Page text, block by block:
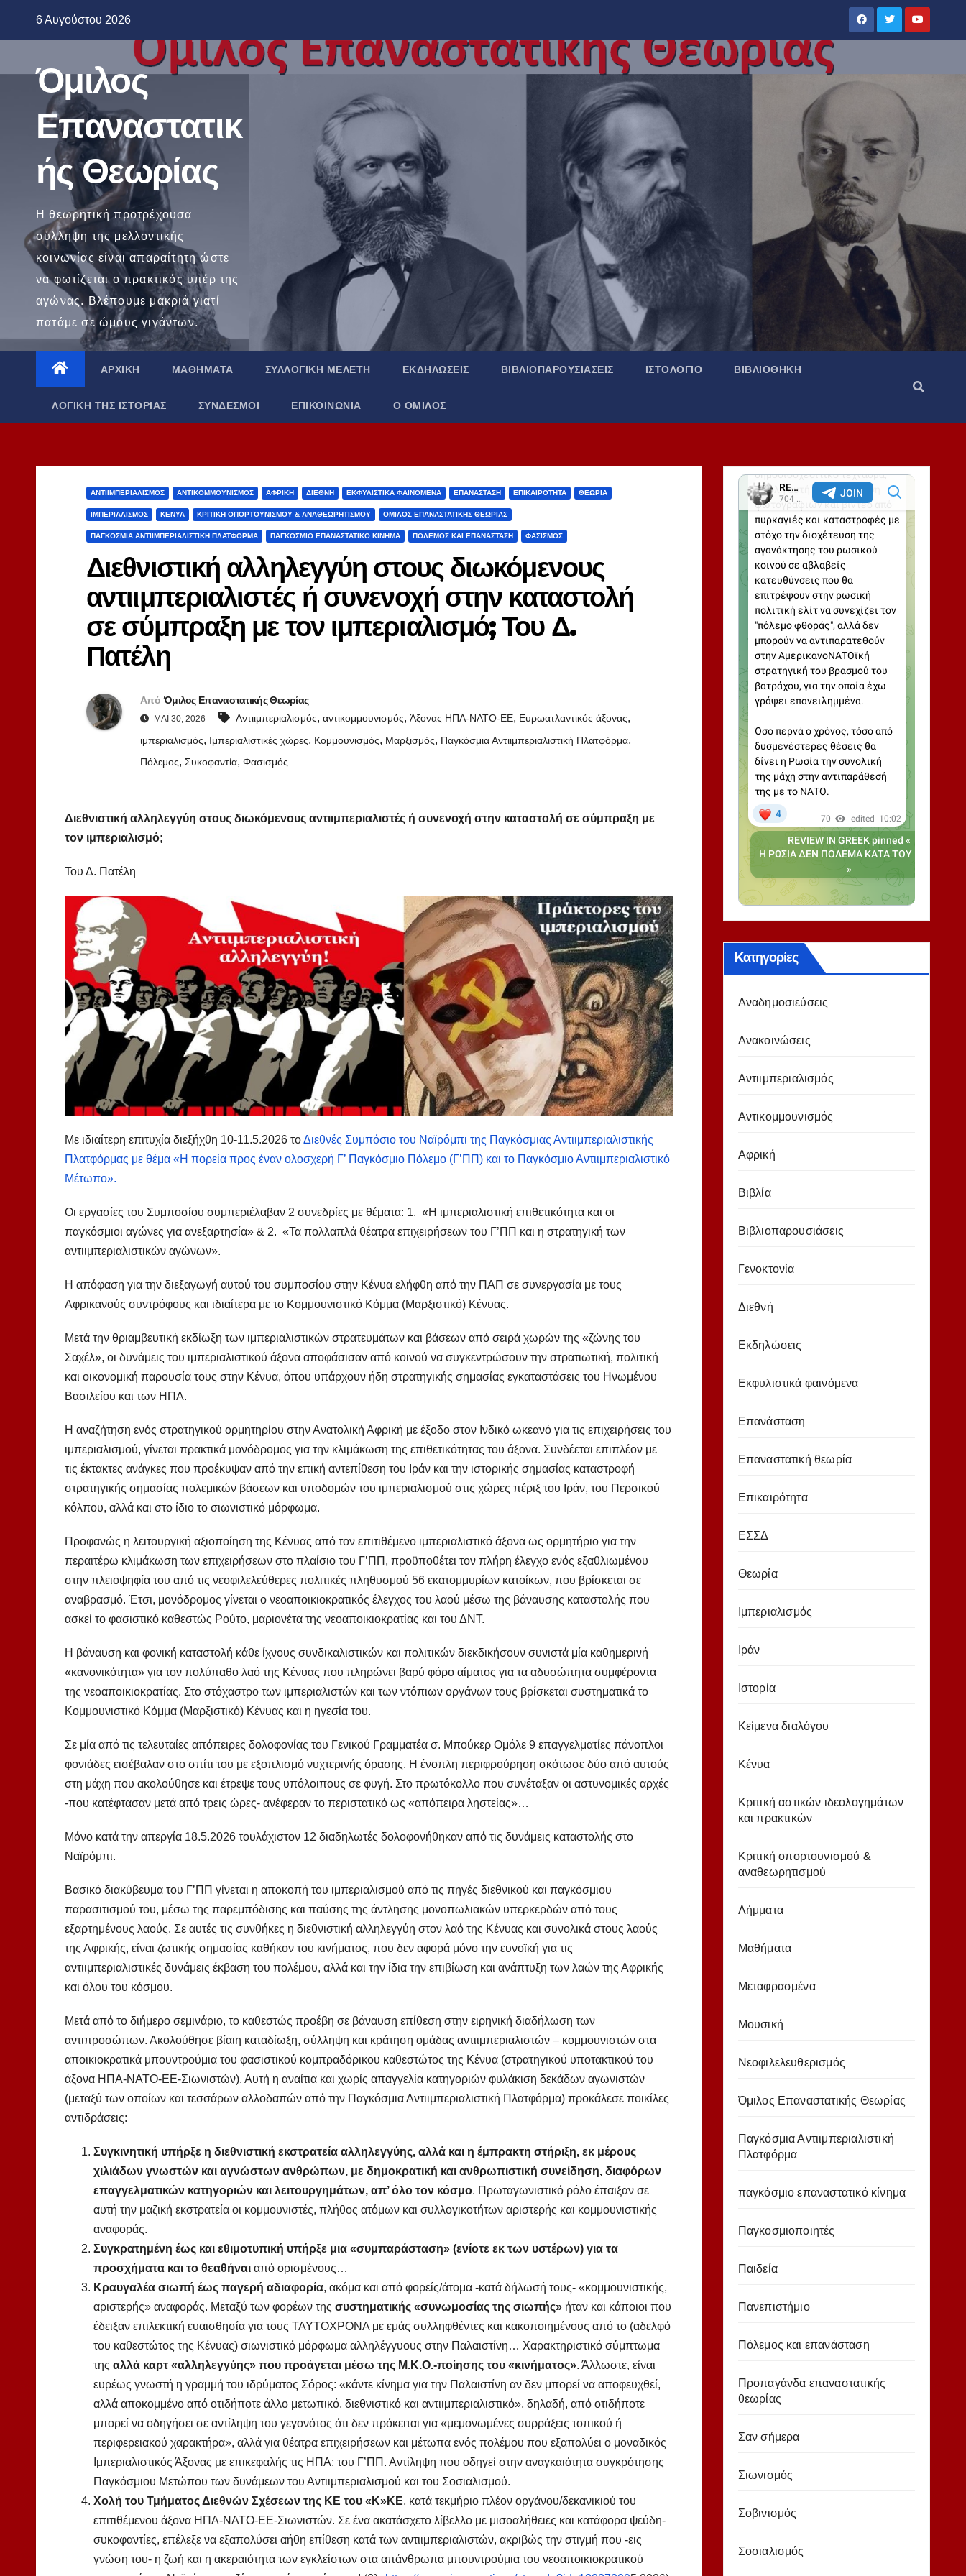
6 Αυγούστου 2026
Όμιλος
Επαναστατικ
ής Θεωρίας
Η θεωρητική προτρέχουσα
σύλληψη της μελλοντικής
κοινωνίας είναι απαραίτητη ώστε
να φωτίζεται ο πρακτικός υπέρ της
αγώνας. Βλέπουμε μακριά γιατί
πατάμε σε ώμους γιγάντων.
ΑΡΧΙΚΉ ΜΑΘΉΜΑΤΑ ΣΥΛΛΟΓΙΚΉ ΜΕΛΈΤΗ ΕΚΔΗΛΏΣΕΙΣ ΒΙΒΛΙΟΠΑΡΟΥΣΙΆΣΕΙΣ ΙΣΤΟΛΌΓΙΟ ΒΙΒΛΙΟΘΉΚΗ
ΛΟΓΙΚΉ ΤΗΣ ΙΣΤΟΡΊΑΣ ΣΎΝΔΕΣΜΟΙ ΕΠΙΚΟΙΝΩΝΊΑ Ο ΌΜΙΛΟΣ
ΑΝΤΙΙΜΠΕΡΙΑΛΙΣΜΌΣ ΑΝΤΙΚΟΜΜΟΥΝΙΣΜΌΣ ΑΦΡΙΚΉ ΔΙΕΘΝΉ ΕΚΦΥΛΙΣΤΙΚΆ ΦΑΙΝΌΜΕΝΑ ΕΠΑΝΆΣΤΑΣΗ ΕΠΙΚΑΙΡΌΤΗΤΑ ΘΕΩΡΊΑ
ΙΜΠΕΡΙΑΛΙΣΜΌΣ ΚΈΝΥΑ ΚΡΙΤΙΚΉ ΟΠΟΡΤΟΥΝΙΣΜΟΎ & ΑΝΑΘΕΩΡΗΤΙΣΜΟΎ ΌΜΙΛΟΣ ΕΠΑΝΑΣΤΑΤΙΚΉΣ ΘΕΩΡΊΑΣ
ΠΑΓΚΌΣΜΙΑ ΑΝΤΙΙΜΠΕΡΙΑΛΙΣΤΙΚΉ ΠΛΑΤΦΌΡΜΑ ΠΑΓΚΌΣΜΙΟ ΕΠΑΝΑΣΤΑΤΙΚΌ ΚΊΝΗΜΑ ΠΌΛΕΜΟΣ ΚΑΙ ΕΠΑΝΆΣΤΑΣΗ ΦΑΣΙΣΜΌΣ
Διεθνιστική αλληλεγγύη στους διωκόμενους
αντιιμπεριαλιστές ή συνενοχή στην καταστολή
σε σύμπραξη με τον ιμπεριαλισμό; Του Δ.
Πατέλη
Από Όμιλος Επαναστατικής Θεωρίας
ΜΆΙ 30, 2026 Αντιιμπεριαλισμός, αντικομμουνισμός, Άξονας ΗΠΑ-ΝΑΤΟ-ΕΕ, Ευρωατλαντικός άξονας,
ιμπεριαλισμός, Ιμπεριαλιστικές χώρες, Κομμουνισμός, Μαρξισμός, Παγκόσμια Αντιιμπεριαλιστική Πλατφόρμα,
Πόλεμος, Συκοφαντία, Φασισμός
Διεθνιστική αλληλεγγύη στους διωκόμενους αντιιμπεριαλιστές ή συνενοχή στην καταστολή σε σύμπραξη με
τον ιμπεριαλισμό;
Του Δ. Πατέλη
Με ιδιαίτερη επιτυχία διεξήχθη 10-11.5.2026 τοΔιεθνές Συμπόσιο του Ναϊρόμπι της Παγκόσμιας Αντιιμπεριαλιστικής
Πλατφόρμας με θέμα «Η πορεία προς έναν ολοσχερή Γ’ Παγκόσμιο Πόλεμο (Γ’ΠΠ) και το Παγκόσμιο Αντιιμπεριαλιστικό
Μέτωπο».
Οι εργασίες του Συμποσίου συμπεριέλαβαν 2 συνεδρίες με θέματα: 1. «Η ιμπεριαλιστική επιθετικότητα και οι
παγκόσμιοι αγώνες για ανεξαρτησία» & 2. «Τα πολλαπλά θέατρα επιχειρήσεων του Γ’ΠΠ και η στρατηγική των
αντιιμπεριαλιστικών αγώνων».
Η απόφαση για την διεξαγωγή αυτού του συμποσίου στην Κένυα ελήφθη από την ΠΑΠ σε συνεργασία με τους
Αφρικανούς συντρόφους και ιδιαίτερα με το Κομμουνιστικό Κόμμα (Μαρξιστικό) Κένυας.
Μετά την θριαμβευτική εκδίωξη των ιμπεριαλιστικών στρατευμάτων και βάσεων από σειρά χωρών της «ζώνης του
Σαχέλ», οι δυνάμεις του ιμπεριαλιστικού άξονα αποφάσισαν από κοινού να συγκεντρώσουν την στρατιωτική, πολιτική
και οικονομική παρουσία τους στην Κένυα, όπου υπάρχουν ήδη στρατηγικής σημασίας εγκαταστάσεις του Ηνωμένου
Βασιλείου και των ΗΠΑ.
Η αναζήτηση ενός στρατηγικού ορμητηρίου στην Ανατολική Αφρική με έξοδο στον Ινδικό ωκεανό για τις επιχειρήσεις του
ιμπεριαλισμού, γίνεται πρακτικά μονόδρομος για την κλιμάκωση της επιθετικότητας του άξονα. Συνδέεται επιπλέον με
τις έκτακτες ανάγκες που προέκυψαν από την επική αντεπίθεση του Ιράν και την ιστορικής σημασίας καταστροφή
στρατηγικής σημασίας πολεμικών βάσεων και υποδομών του ιμπεριαλισμού στις χώρες πέριξ του Ιράν, του Περσικού
κόλπου, αλλά και στο ίδιο το σιωνιστικό μόρφωμα.
Προφανώς η λειτουργική αξιοποίηση της Κένυας από τον επιτιθέμενο ιμπεριαλιστικό άξονα ως ορμητήριο για την
περαιτέρω κλιμάκωση των επιχειρήσεων στο πλαίσιο του Γ’ΠΠ, προϋποθέτει τον πλήρη έλεγχο ενός εξαθλιωμένου
στην πλειοψηφία του από τις νεοφιλελεύθερες πολιτικές πληθυσμού 56 εκατομμυρίων κατοίκων, που βρίσκεται σε
αναβρασμό. Έτσι, μονόδρομος γίνεται ο νεοαποικιοκρατικός έλεγχος του λαού μέσω της βάναυσης καταστολής που
ασκεί το φασιστικό καθεστώς Ρούτο, μαριονέτα της νεοαποικιοκρατίας και του ΔΝΤ.
Η βάναυση και φονική καταστολή κάθε ίχνους συνδικαλιστικών και πολιτικών διεκδικήσουν συνιστά μία καθημερινή
«κανονικότητα» για τον πολύπαθο λαό της Κένυας που πληρώνει βαρύ φόρο αίματος για τα αδυσώπητα συμφέροντα
της νεοαποικιοκρατίας. Στο στόχαστρο των ιμπεριαλιστών και των ντόπιων οργάνων τους βρίσκεται συστηματικά το
Κομμουνιστικό Κόμμα (Μαρξιστικό) Κένυας και η ηγεσία του.
Σε μία από τις τελευταίες απόπειρες δολοφονίας του Γενικού Γραμματέα σ. Μπούκερ Ομόλε 9 επαγγελματίες πάνοπλοι
φονιάδες εισέβαλαν στο σπίτι του με εξοπλισμό νυχτερινής όρασης. Η ένοπλη περιφρούρηση σκότωσε δύο από αυτούς
στη μάχη που ακολούθησε και έτρεψε τους υπόλοιπους σε φυγή. Στο πρωτόκολλο που συνέταξαν οι αστυνομικές αρχές
-που κατέφτασαν μετά από τρεις ώρες- ανέφεραν το περιστατικό ως «απόπειρα ληστείας»…
Μόνο κατά την απεργία 18.5.2026 τουλάχιστον 12 διαδηλωτές δολοφονήθηκαν από τις δυνάμεις καταστολής στο
Ναϊρόμπι.
Βασικό διακύβευμα του Γ’ΠΠ γίνεται η αποκοπή του ιμπεριαλισμού από τις πηγές διεθνικού και παγκόσμιου
παρασιτισμού του, μέσω της παρεμπόδισης και παύσης της άντλησης μονοπωλιακών υπερκερδών από τους
εξαρτημένους λαούς. Σε αυτές τις συνθήκες η διεθνιστική αλληλεγγύη στον λαό της Κένυας και συνολικά στους λαούς
της Αφρικής, είναι ζωτικής σημασίας καθήκον του κινήματος, που δεν αφορά μόνο την ευνοϊκή για τις
αντιιμπεριαλιστικές δυνάμεις έκβαση του πολέμου, αλλά και την ίδια την επιβίωση και ανάπτυξη των λαών της Αφρικής
και όλου του κόσμου.
Μετά από το διήμερο σεμινάριο, το καθεστώς προέβη σε βάναυση επίθεση στην ειρηνική διαδήλωση των
αντιπροσώπων. Ακολούθησε βίαιη καταδίωξη, σύλληψη και κράτηση ομάδας αντιιμπεριαλιστών – κομμουνιστών στα
αποικιοκρατικά μπουντρούμια του φασιστικού κομπραδόρικου καθεστώτος της Κένυα (στρατηγικού υποτακτικού του
άξονα ΗΠΑ-ΝΑΤΟ-ΕΕ-Σιωνιστών). Αυτή η αναίτια και χωρίς απαγγελία κατηγοριών φυλάκιση δεκάδων αγωνιστών
(μεταξύ των οποίων και τεσσάρων αλλοδαπών από την Παγκόσμια Αντιιμπεριαλιστική Πλατφόρμα) προκάλεσε ποικίλες
αντιδράσεις:
Συγκινητική υπήρξε η διεθνιστική εκστρατεία αλληλεγγύης, αλλά και η έμπρακτη στήριξη, εκ μέρους
χιλιάδων γνωστών και αγνώστων ανθρώπων, με δημοκρατική και ανθρωπιστική συνείδηση, διαφόρων
επαγγελματικών κατηγοριών και λειτουργημάτων, απ’ όλο τον κόσμο. Πρωταγωνιστικό ρόλο έπαιξαν σε
αυτή την μαζική εκστρατεία οι κομμουνιστές, πλήθος ατόμων και συλλογικοτήτων αριστερής και κομμουνιστικής
αναφοράς.
Συγκρατημένη έως και εθιμοτυπική υπήρξε μια «συμπαράσταση» (ενίοτε εκ των υστέρων) για τα
προσχήματα και το θεαθήναι από ορισμένους…
Κραυγαλέα σιωπή έως παγερή αδιαφορία, ακόμα και από φορείς/άτομα -κατά δήλωσή τους- «κομμουνιστικής,
αριστερής» αναφοράς. Μεταξύ των φορέων της συστηματικής «συνωμοσίας της σιωπής» ήταν και κάποιοι που
έδειξαν επιλεκτική ευαισθησία για τους ΤΑΥΤΟΧΡΟΝΑ με εμάς συλληφθέντες και κακοποιημένους από το (αδελφό
του καθεστώτος της Κένυας) σιωνιστικό μόρφωμα αλληλέγγυους στην Παλαιστίνη… Χαρακτηριστικό σύμπτωμα
της αλλά καρτ «αλληλεγγύης» που προάγεται μέσω της Μ.Κ.Ο.-ποίησης του «κινήματος». Άλλωστε, είναι
ευρέως γνωστή η γραμμή του ιδρύματος Σόρος: «κάντε κίνημα για την Παλαιστίνη αν δεν μπορεί να αποφευχθεί,
αλλά αποκομμένο από οτιδήποτε άλλο μετωπικό, διεθνιστικό και αντιιμπεριαλιστικό», δηλαδή, από οτιδήποτε
μπορεί να οδηγήσει σε αντίληψη του γεγονότος ότι δεν πρόκειται για «μεμονωμένες συρράξεις τοπικού ή
περιφερειακού χαρακτήρα», αλλά για θέατρα επιχειρήσεων και μέτωπα ενός πολέμου που εξαπολύει ο μοναδικός
Ιμπεριαλιστικός Άξονας με επικεφαλής τις ΗΠΑ: του Γ’ΠΠ. Αντίληψη που οδηγεί στην αναγκαιότητα συγκρότησης
Παγκόσμιου Μετώπου των δυνάμεων του Αντιιμπεριαλισμού και του Σοσιαλισμού.
Χολή του Τμήματος Διεθνών Σχέσεων της ΚΕ του «Κ»ΚΕ, κατά τεκμήριο πλέον οργάνου/δεκανικιού του
επιτιθέμενου άξονα ΗΠΑ-ΝΑΤΟ-ΕΕ-Σιωνιστών. Σε ένα ακατάσχετο λίβελλο με μισοαλήθειες και κατάφορα ψεύδη-
συκοφαντίες, επέλεξε να εξαπολύσει αήθη επίθεση κατά των αντιιμπεριαλιστών, ακριβώς την στιγμή που -εις
γνώση του- η ζωή και η ακεραιότητα των εγκλείστων στα απάνθρωπα μπουντρούμια του νεοαποικιοκρατικού
Kατηγορίες
Αναδημοσιεύσεις
Ανακοινώσεις
Αντιιμπεριαλισμός
Αντικομμουνισμός
Αφρική
Βιβλία
Βιβλιοπαρουσιάσεις
Γενοκτονία
Διεθνή
Εκδηλώσεις
Εκφυλιστικά φαινόμενα
Επανάσταση
Επαναστατική θεωρία
Επικαιρότητα
ΕΣΣΔ
Θεωρία
Ιμπεριαλισμός
Ιράν
Ιστορία
Κείμενα διαλόγου
Κένυα
Κριτική αστικών ιδεολογημάτων
και πρακτικών
Κριτική οπορτουνισμού &
αναθεωρητισμού
Λήμματα
Μαθήματα
Μεταφρασμένα
Μουσική
Νεοφιλελευθερισμός
Όμιλος Επαναστατικής Θεωρίας
Παγκόσμια Αντιιμπεριαλιστική
Πλατφόρμα
παγκόσμιο επαναστατικό κίνημα
Παγκοσμιοποιητές
Παιδεία
Πανεπιστήμιο
Πόλεμος και επανάσταση
Προπαγάνδα επαναστατικής
θεωρίας
Σαν σήμερα
Σιωνισμός
Σοβινισμός
Σοσιαλισμός